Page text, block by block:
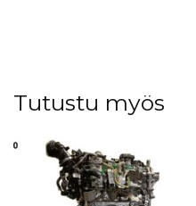
Tutustu myös